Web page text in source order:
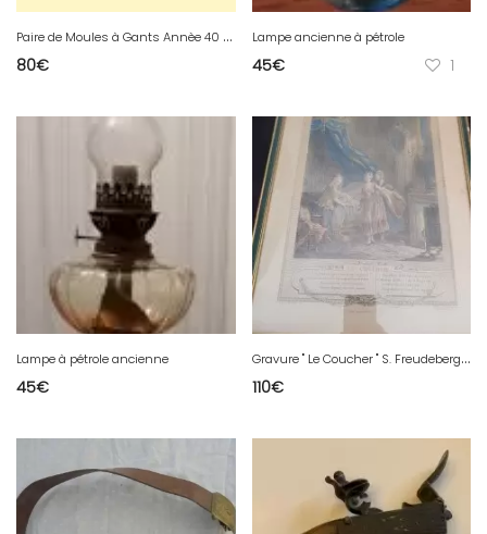
P
aire de Moules à Gants Annèe 40 èbonite
80€
Lampe ancienne à pétrole
45€ 1
Lampe à pétrole ancienne
45€
G
ravure " Le Coucher " S. Freudeberg, gravé à l'eau forte par Duclos et terminé au burin par Bosse.
110€